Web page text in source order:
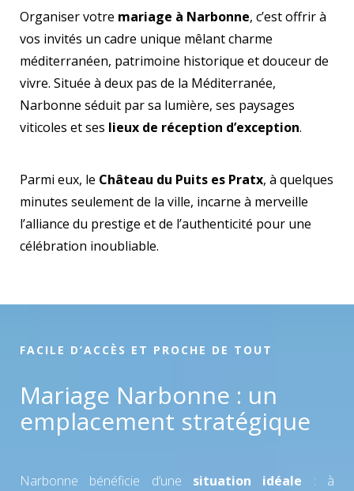
Organiser votre mariage à Narbonne, c’est offrir à
vos invités un cadre unique mêlant charme
méditerranéen, patrimoine historique et douceur de
vivre. Située à deux pas de la Méditerranée,
Narbonne séduit par sa lumière, ses paysages
viticoles et ses lieux de réception d’exception.
Parmi eux, le Château du Puits es Pratx, à quelques
minutes seulement de la ville, incarne à merveille
l’alliance du prestige et de l’authenticité pour une
célébration inoubliable.
FACILE D’ACCÈS ET PROCHE DE TOUT
Mariage Narbonne : un
emplacement stratégique
Narbonne bénéficie d’une situation idéale : à